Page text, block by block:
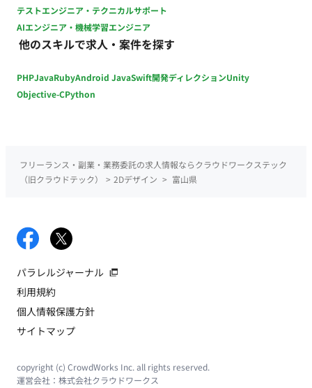
テストエンジニア・テクニカルサポート
AIエンジニア・機械学習エンジニア
他のスキルで求人・案件を探す
PHPJavaRubyAndroid JavaSwift開発ディレクションUnity
Objective-CPython
フリーランス・副業・業務委託の求人情報ならクラウドワークステック
（旧クラウドテック）
> 2Dデザイン > 富山県
パラレルジャーナル
利用規約
個人情報保護方針
サイトマップ
copyright (c) CrowdWorks Inc. all rights reserved.
運営会社： 株式会社クラウドワークス